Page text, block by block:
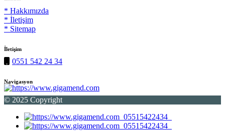
* Hakkımızda
* İletişim
* Sitemap
İletişim
0551 542 24 34
Navigasyon
© 2025 Copyright
05515422434
05515422434